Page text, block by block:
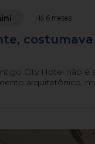
Há 6 meses
City Hotel não é
arquitetônico,